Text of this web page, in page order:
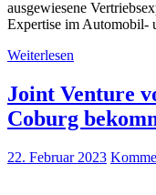
ausgewiesene
Expertise im Automobil-
Weiterlesen
Joint Venture
Coburg
22. Februar 2023